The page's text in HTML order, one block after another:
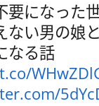
要になった
ない男の娘
なる話